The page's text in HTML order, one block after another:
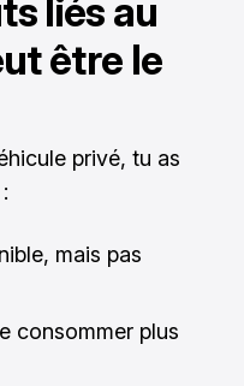
liés au
être le
privé, tu as
mais pas
consommer plus